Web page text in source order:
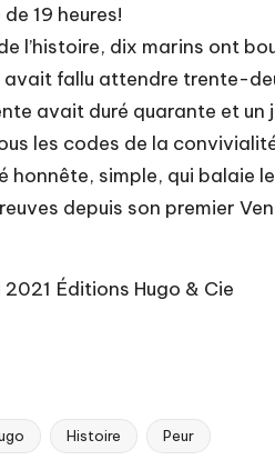
de 19 heures!
l’histoire, dix marins ont
fallu attendre trente-
avait duré quarante et un
les codes de la
honnête, simple, qui balaie
depuis son premier
Éditions Hugo & Cie
Histoire Peur